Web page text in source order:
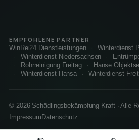
EMPFOHLENE PARTNER
WinRei24 Dienstleistungen
Winterdienst
Winterdienst Niedersachsen
Rohrreinigung Freitag
Hanse
Winterdienst Hansa
Winterdienst
© 2026 Schädlingsbekämpfung Kraft · Alle
Impressum Datenschutz